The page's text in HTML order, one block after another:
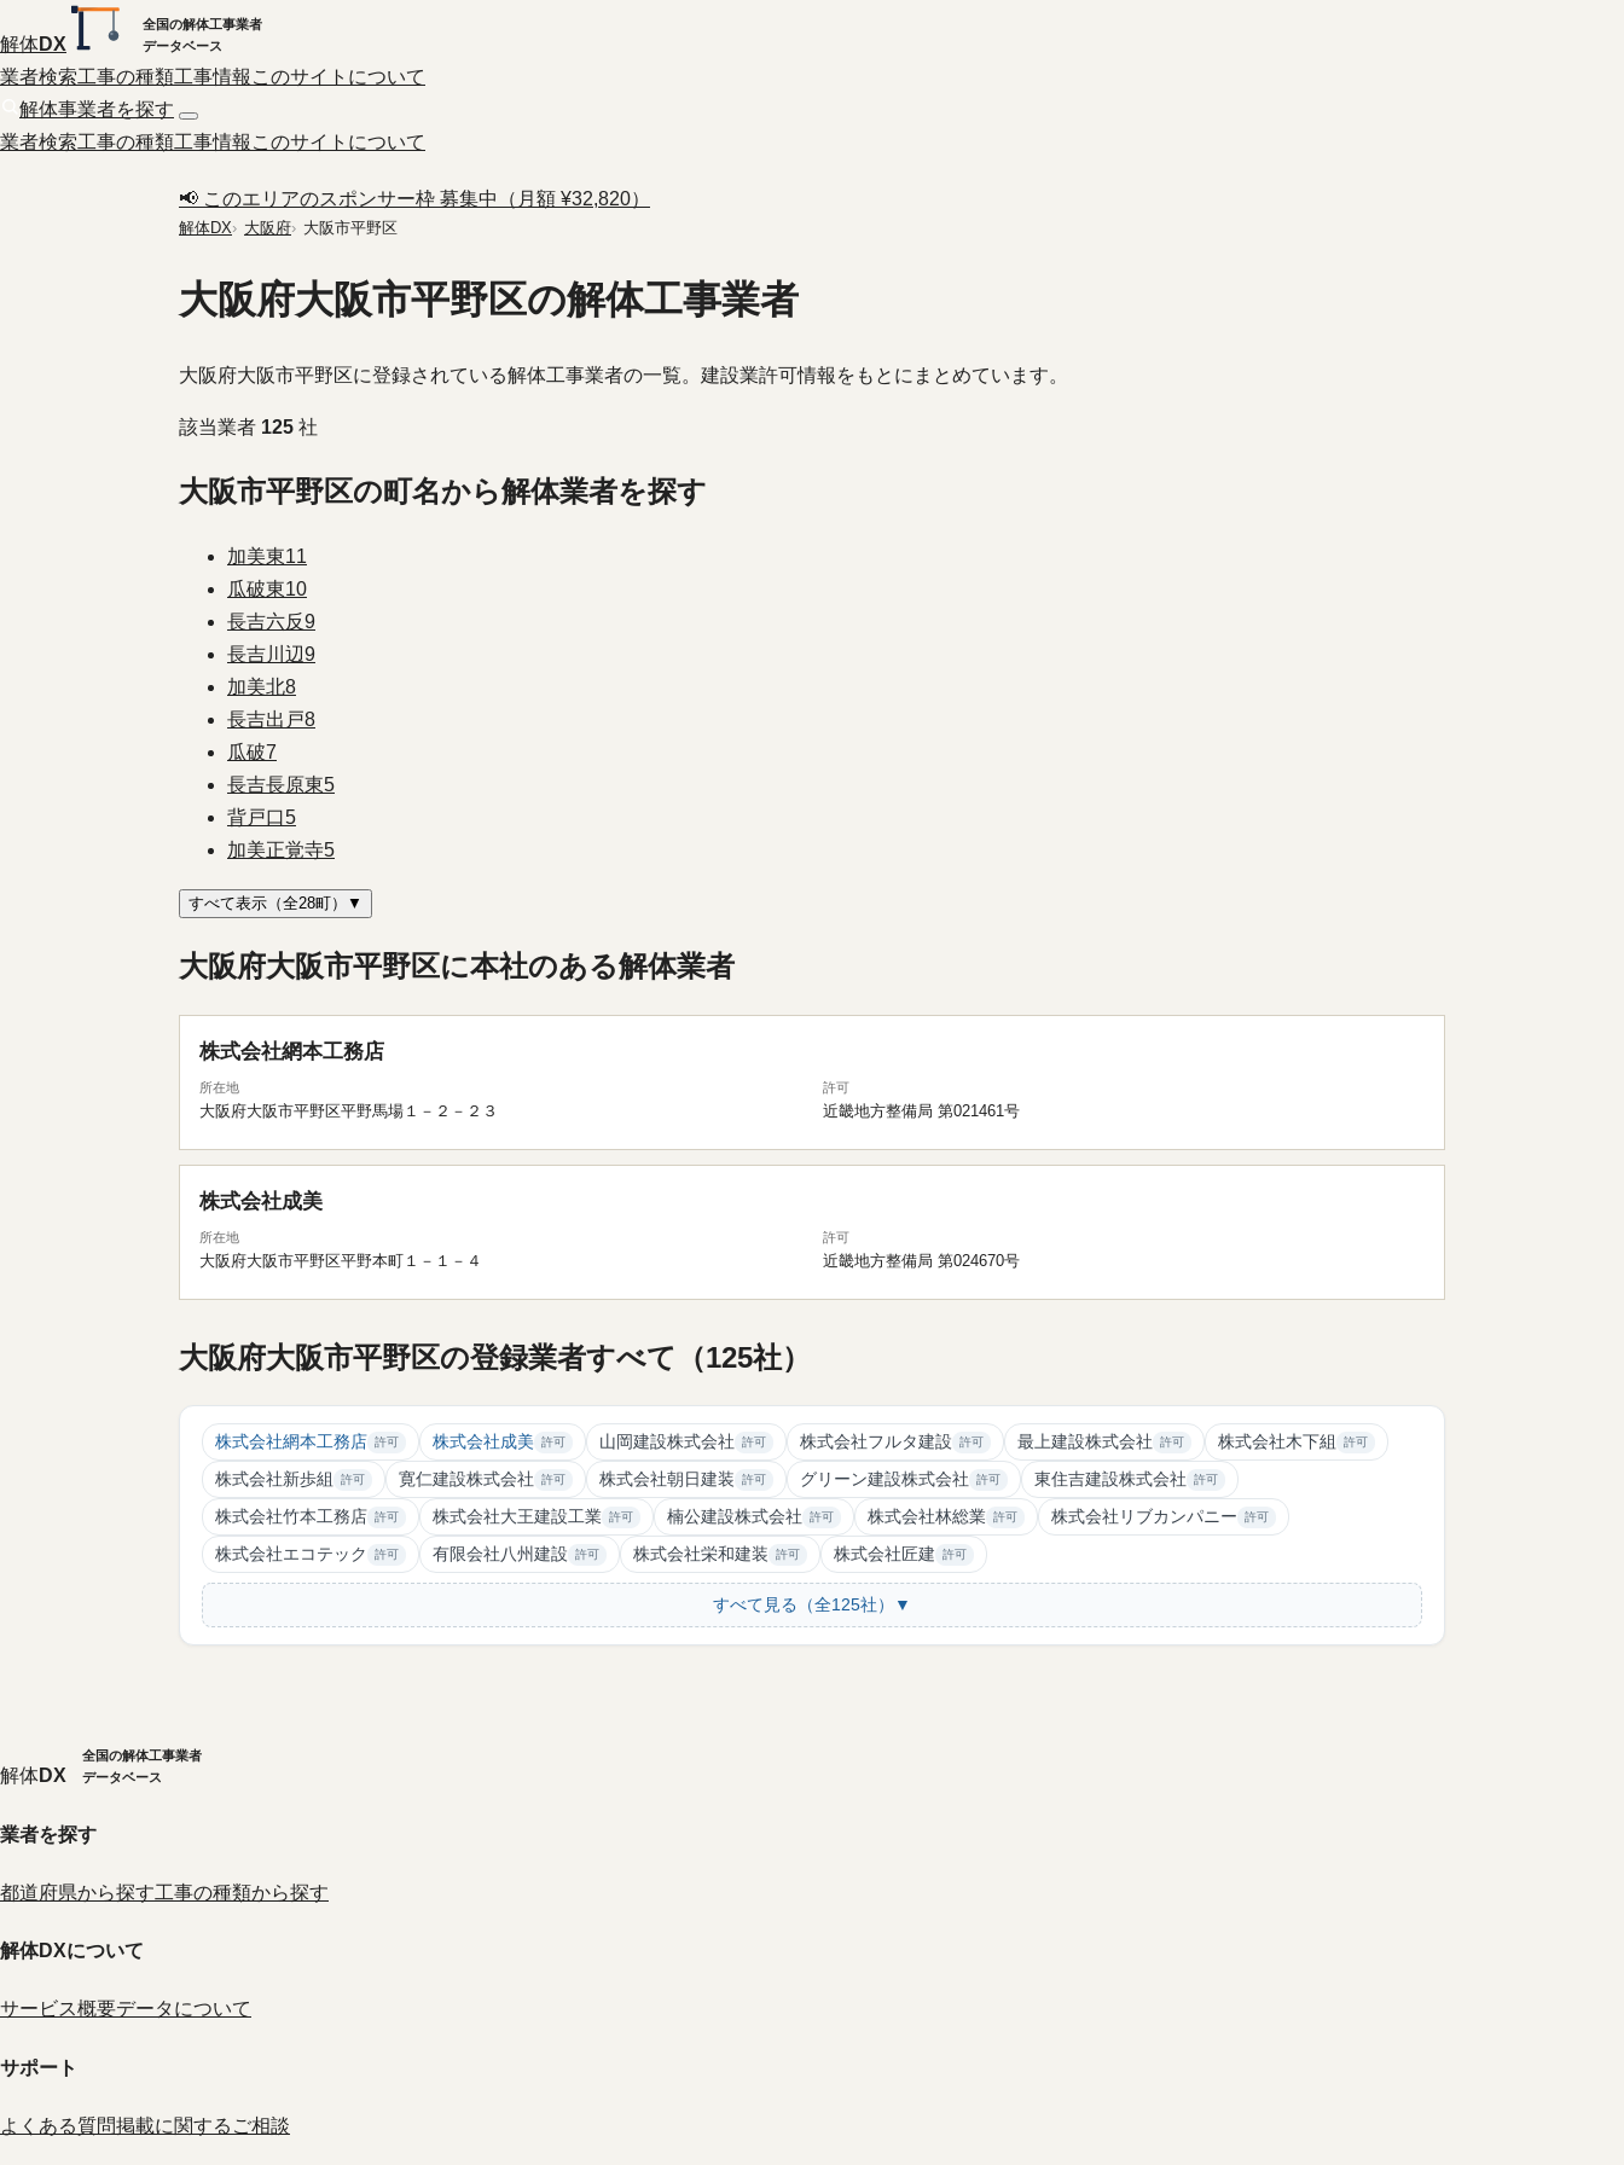
解体DX
全国の解体工事業者
データベース
業者検索工事の種類工事情報 このサイトについて
解体事業者を探す
業者検索工事の種類工事情報 このサイトについて
📢 このエリアのスポンサー枠 募集中（月額 ¥32,820）
解体DX 大阪府 大阪市平野区
大阪府大阪市平野区の解体工事業者
大阪府大阪市平野区に登録されている解体工事業者の一覧。建設業許可情報をもとにまとめています。
該当業者 125 社
大阪市平野区の町名から解体業者を探す
加美東11
瓜破東10
長吉六反9
長吉川辺9
加美北8
長吉出戸8
瓜破7
長吉長原東5
背戸口5
加美正覚寺5
すべて表示（全28町）▼
大阪府大阪市平野区に本社のある解体業者
株式会社網本工務店
所在地
大阪府大阪市平野区平野馬場１－２－２３
許可
近畿地方整備局 第021461号
株式会社成美
所在地
大阪府大阪市平野区平野本町１－１－４
許可
近畿地方整備局 第024670号
大阪府大阪市平野区の登録業者すべて（125社）
株式会社網本工務店 許可 株式会社成美 許可 山岡建設株式会社 許可 株式会社フルタ建設 許可 最上建設株式会社 許可 株式会社木下組 許可
株式会社新歩組 許可 寛仁建設株式会社 許可 株式会社朝日建装 許可 グリーン建設株式会社 許可 東住吉建設株式会社 許可
株式会社竹本工務店 許可 株式会社大王建設工業 許可 楠公建設株式会社 許可 株式会社林総業 許可 株式会社リブカンパニー 許可
株式会社エコテック 許可 有限会社八州建設 許可 株式会社栄和建装 許可 株式会社匠建 許可
すべて見る（全125社）▼
解体DX
全国の解体工事業者
データベース
業者を探す
都道府県から探す工事の種類から探す
解体DXについて
サービス概要データについて
サポート
よくある質問掲載に関するご相談